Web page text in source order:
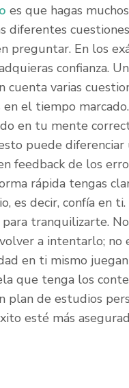
es que hagas
diferentes
preguntar. En los
confianza.
varias
en el tiempo
en tu mente
puede
feedback de los
rápida tengas
es decir, confía en
tranquilizarte.
a intentarlo; no
en ti mismo
que tenga los
plan de estudios
esté más